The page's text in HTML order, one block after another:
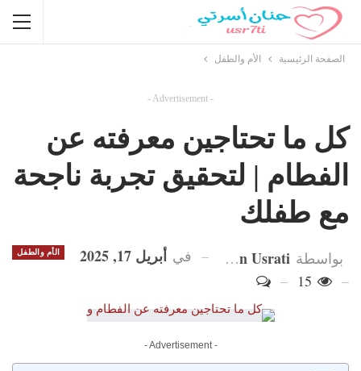
الصفحة الرئيسية الأم والطفل
- Advertisement -
كل ما تحتاجين معرفته عن
الفطام | لتحقيق تجربة ناجحة
مع طفلك
الأم والطفل بواسطة Hanan Usrati في أبريل 17, 2025
- Advertisement -